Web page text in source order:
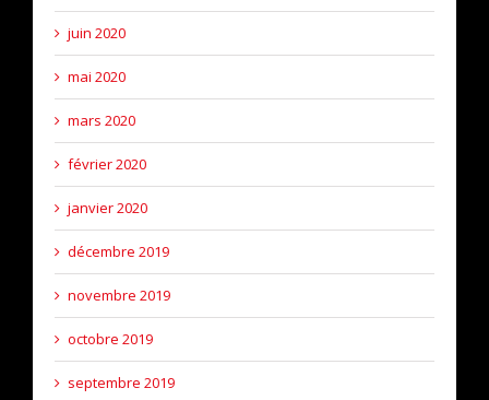
juin 2020
mai 2020
mars 2020
février 2020
janvier 2020
décembre 2019
novembre 2019
octobre 2019
septembre 2019